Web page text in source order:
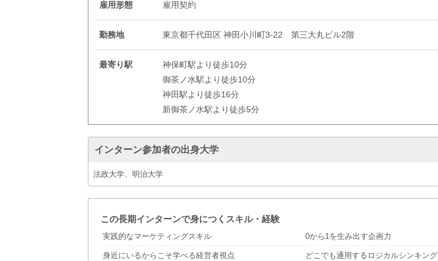
雇用形態 雇用契約
勤務地 東京都千代田区 神田小川町3-22 第三大丸ビル2階
最寄り駅
神保町駅より徒歩10分
御茶ノ水駅より徒歩10分
神田駅より徒歩16分
新御茶ノ水駅より徒歩5分
インターン参加者の出身大学
法政大学、明治大学
この長期インターンで身につくスキル・経験
実践的なマーケティングスキル 0から1を生み出す企画力
身近にいるからこそ学べる経営者視点 どこでも通用するロジカルシンキング